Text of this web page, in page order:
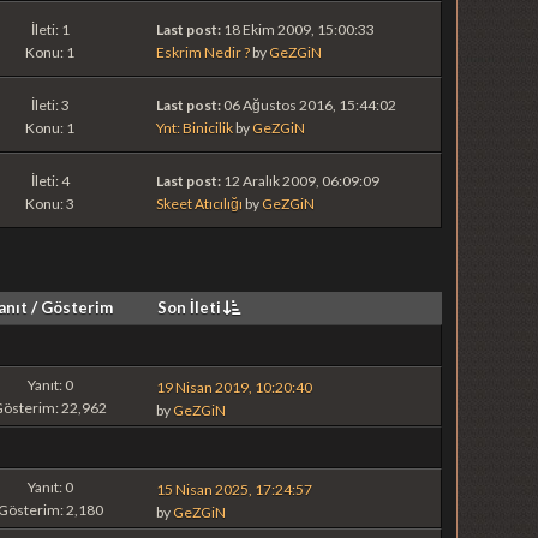
İleti: 1
Konu: 1
Last post: 18 Ekim 2009, 15:00:33
Eskrim Nedir ? by GeZGiN
İleti: 3
Konu: 1
Last post: 06 Ağustos 2016, 15:44:02
Ynt: Binicilik by GeZGiN
İleti: 4
Konu: 3
Last post: 12 Aralık 2009, 06:09:09
Skeet Atıcılığı by GeZGiN
/ Gösterim
Son İleti
Yanıt: 0
22,962
19 Nisan 2019, 10:20:40
by GeZGiN
Yanıt: 0
Gösterim: 2,180
15 Nisan 2025, 17:24:57
by GeZGiN